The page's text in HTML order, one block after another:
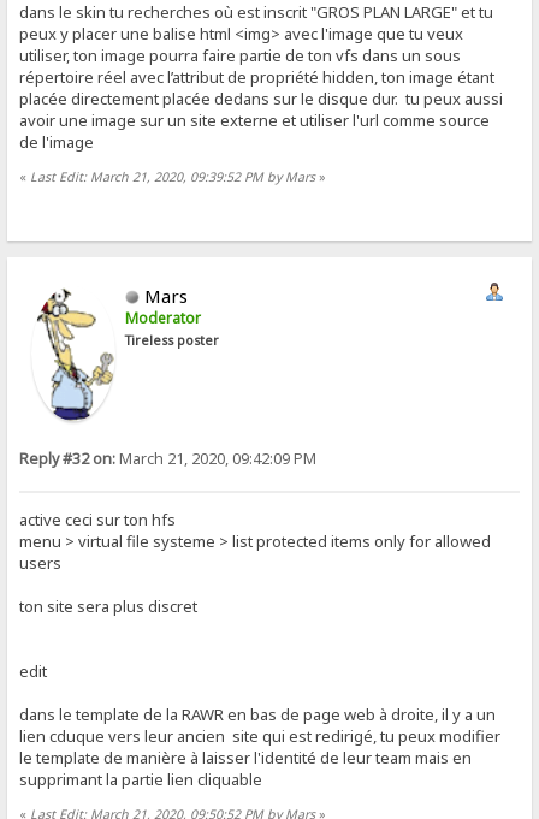
dans le skin tu recherches où est inscrit "GROS PLAN LARGE" et tu
peux y placer une balise html <img> avec l'image que tu veux
utiliser, ton image pourra faire partie de ton vfs dans un sous
répertoire réel avec l’attribut de propriété hidden, ton image étant
placée directement placée dedans sur le disque dur. tu peux aussi
avoir une image sur un site externe et utiliser l'url comme source
de l'image
« Last Edit: March 21, 2020, 09:39:52 PM by Mars»
Mars
Moderator
Tireless poster
Reply #32 on:March 21, 2020, 09:42:09 PM
active ceci sur ton hfs
menu > virtual file systeme > list protected items only for allowed
users
ton site sera plus discret
edit
dans le template de la RAWR en bas de page web à droite, il y a un
lien cduque vers leur ancien site qui est redirigé, tu peux modifier
le template de manière à laisser l'identité de leur team mais en
supprimant la partie lien cliquable
« Last Edit: March 21, 2020, 09:50:52 PM by Mars»